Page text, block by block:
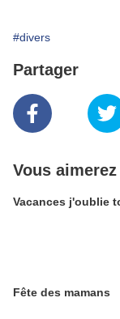
#divers
Partager
Vous
Fête des mamans